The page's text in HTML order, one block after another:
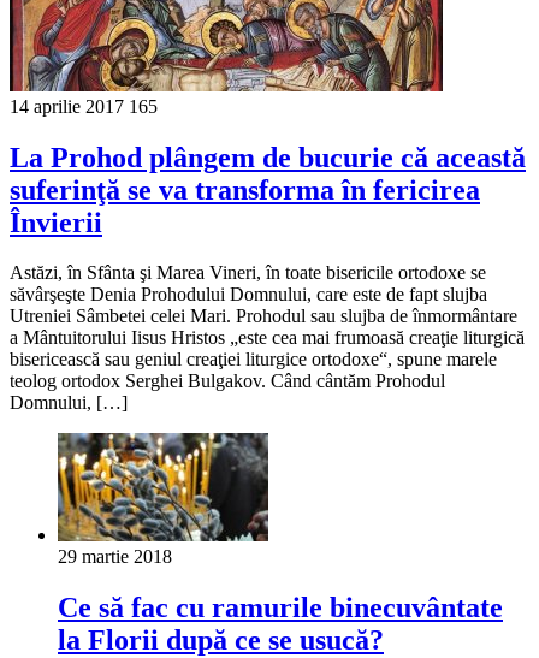
14 aprilie 2017 165
La Prohod plângem de bucurie că această
suferinţă se va transforma în fericirea
Învierii
Astăzi, în Sfânta şi Marea Vineri, în toate bisericile ortodoxe se
săvârşeşte Denia Prohodului Domnului, care este de fapt slujba
Utreniei Sâmbetei celei Mari. Prohodul sau slujba de înmormântare
a Mântuitorului Iisus Hristos „este cea mai frumoasă creaţie liturgică
bisericească sau geniul creaţiei liturgice ortodoxe“, spune marele
teolog ortodox Serghei Bulgakov. Când cântăm Prohodul
Domnului, […]
29 martie 2018
Ce să fac cu ramurile binecuvântate
la Florii după ce se usucă?